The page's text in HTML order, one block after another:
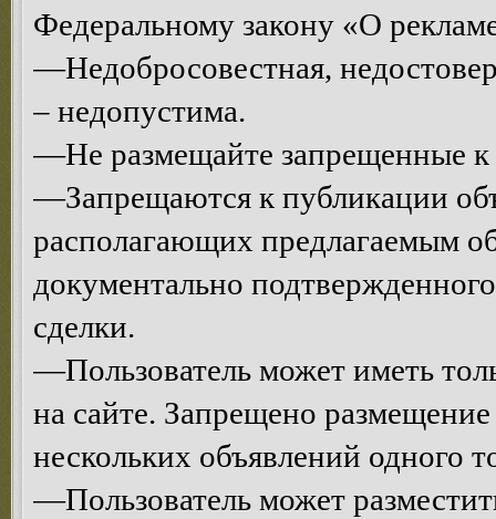
Федеральному закону «О
—Недобросовестная,
– недопустима.
—Не размещайте запрещенные к
—Запрещаются к публикации
располагающих предлагаемым
документально
сделки.
—Пользователь может иметь
на сайте. Запрещено
нескольких объявлений одного
—Пользователь может